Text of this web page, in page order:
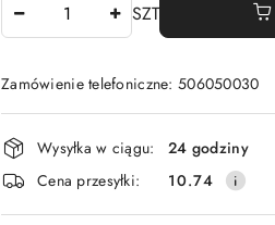
SZT
Zamówienie telefoniczne: 506050030
Dostępność
i
dostawa
Wysyłka w ciągu:
24 godziny
Cena przesyłki:
10.74